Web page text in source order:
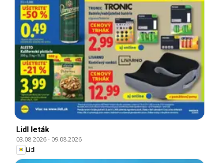
Lidl leták
03.08.2026- 09.08.2026
Lidl